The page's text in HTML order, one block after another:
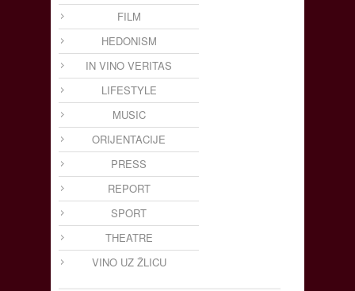
FILM
HEDONISM
IN VINO VERITAS
LIFESTYLE
MUSIC
ORIJENTACIJE
PRESS
REPORT
SPORT
THEATRE
VINO UZ ŽLICU